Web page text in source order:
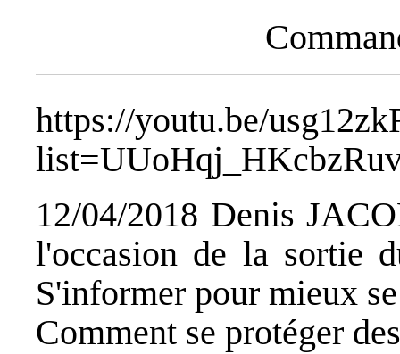
https://youtu.be/
12/04/2018 Denis
l'occasion de la sortie
S'informer pour mieux
Comment se protéger